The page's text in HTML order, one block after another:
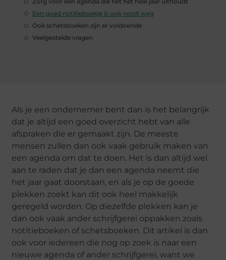
Een goed notitieboekje is ook nooit weg
Ook schetsboeken zijn er voldoende
Veelgestelde vragen
Als je een ondernemer bent dan is het belangrijk
dat je altijd een goed overzicht hebt van alle
afspraken die er gemaakt zijn. De meeste
mensen zullen dan ook vaak gebruik maken van
een agenda om dat te doen. Het is dan altijd wel
aan te raden dat je dan een agenda neemt die
het jaar gaat doorstaan, en als je op de goede
plekken zoekt kan dit ook heel makkelijk
geregeld worden. Op diezelfde plekken kan je
dan ook vaak ander schrijfgerei oppakken zoals
notitieboeken of schetsboeken. Dit artikel is dan
ook voor iedereen die nog op zoek is naar een
nieuwe agenda of ander schrijfgerei, want we